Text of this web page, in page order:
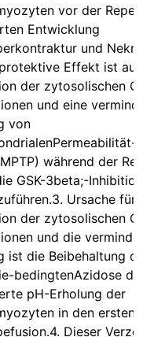
vor der
Entwicklung
und
Effekt ist auf
der zytosolischen
und eine
von
während der
GSK-3beta;-Inhibition
Ursache für
der zytosolischen
und die
ist die Beibehaltung
bedingtenAzidose
pH-Erholung der
in den ersten
Dieser